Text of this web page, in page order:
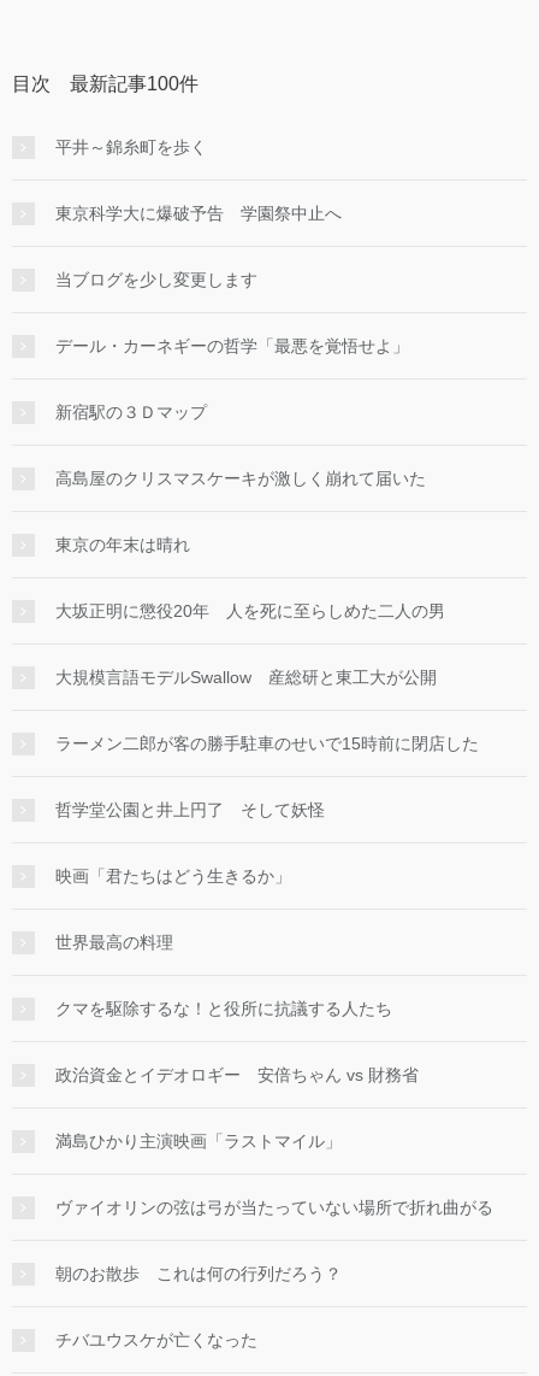
目次 最新記事100件
平井～錦糸町を歩く
東京科学大に爆破予告 学園祭中止へ
当ブログを少し変更します
デール・カーネギーの哲学「最悪を覚悟せよ」
新宿駅の３Ｄマップ
高島屋のクリスマスケーキが激しく崩れて届いた
東京の年末は晴れ
大坂正明に懲役20年 人を死に至らしめた二人の男
大規模言語モデルSwallow 産総研と東工大が公開
ラーメン二郎が客の勝手駐車のせいで15時前に閉店した
哲学堂公園と井上円了 そして妖怪
映画「君たちはどう生きるか」
世界最高の料理
クマを駆除するな！と役所に抗議する人たち
政治資金とイデオロギー 安倍ちゃん vs 財務省
満島ひかり主演映画「ラストマイル」
ヴァイオリンの弦は弓が当たっていない場所で折れ曲がる
朝のお散歩 これは何の行列だろう？
チバユウスケが亡くなった